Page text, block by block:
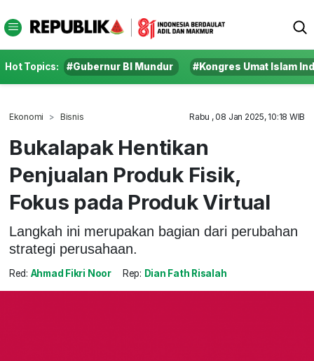
Hot Topics: #Gubernur BI Mundur #Kongres Umat Islam
Ekonomi Bisnis Rabu , 08 Jan 2025, 10:18 WIB
Bukalapak Hentikan
Penjualan Produk Fisik,
Fokus pada Produk Virtual
Langkah ini merupakan bagian dari perubahan
strategi perusahaan.
Red: Ahmad Fikri Noor Rep: Dian Fath Risalah